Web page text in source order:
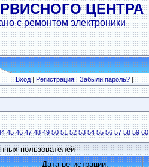
ЦЕНТРА
с ремонтом электроники
|Вход|Регистрация|Забыли пароль?|
45 46 47 48 49 50 51 52 53 54 55 56 57 58 59 60
пользователей
Дата регистрации: